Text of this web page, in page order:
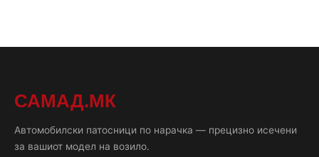
САМАД.МК
Автомобилски патосници по нарачка — прецизно исечени
за вашиот модел на возило.